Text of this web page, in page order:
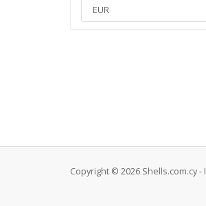
Copyright © 2026 Shells.com.cy